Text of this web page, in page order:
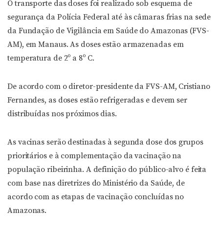
O transporte das doses foi realizado sob esquema de
segurança da Polícia Federal até às câmaras frias na sede
da Fundação de Vigilância em Saúde do Amazonas (FVS-
AM), em Manaus. As doses estão armazenadas em
temperatura de 2º a 8º C.
De acordo com o diretor-presidente da FVS-AM, Cristiano
Fernandes, as doses estão refrigeradas e devem ser
distribuídas nos próximos dias.
As vacinas serão destinadas à segunda dose dos grupos
prioritários e à complementação da vacinação na
população ribeirinha. A definição do público-alvo é feita
com base nas diretrizes do Ministério da Saúde, de
acordo com as etapas de vacinação concluídas no
Amazonas.